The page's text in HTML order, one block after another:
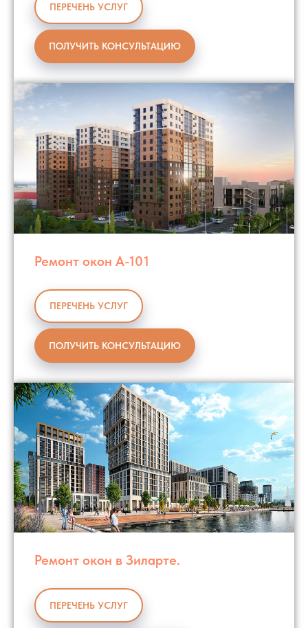
ПЕРЕЧЕНЬ УСЛУГ
ПОЛУЧИТЬ КОНСУЛЬТАЦИЮ
Ремонт окон А-101
ПЕРЕЧЕНЬ УСЛУГ
ПОЛУЧИТЬ КОНСУЛЬТАЦИЮ
Ремонт окон в Зиларте.
ПЕРЕЧЕНЬ УСЛУГ